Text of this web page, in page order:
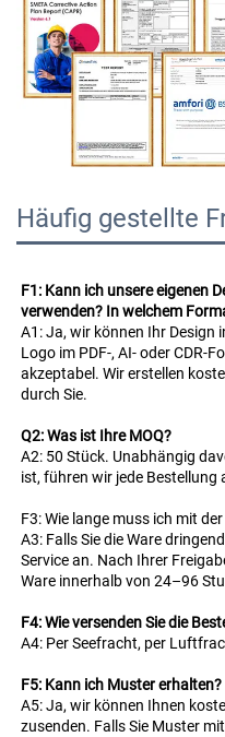
Häufig gestellte
F1: Kann ich unsere eigenen
verwenden? In welchem
A1: Ja, wir können Ihr Design
Logo im PDF-, AI- oder CDR-
akzeptabel. Wir erstellen
durch Sie.
Q2: Was ist Ihre MOQ?
A2: 50 Stück. Unabhängig
ist, führen wir jede Bestellung
F3: Wie lange muss ich mit
A3: Falls Sie die Ware
Service an. Nach Ihrer
Ware innerhalb von 24–96
F4: Wie versenden Sie die
A4: Per Seefracht, per
F5: Kann ich Muster erhalten?
A5: Ja, wir können Ihnen
zusenden. Falls Sie Muster